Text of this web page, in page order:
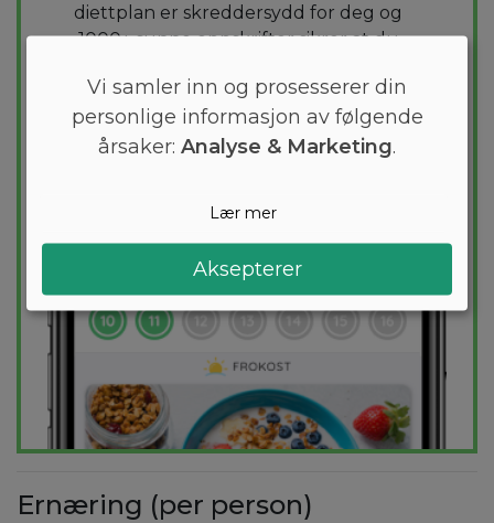
diettplan er skreddersydd for deg og
1000+ sunne oppskrifter sikrer at du
dag.
PRØVGRATIS
Ernæring (per person)
Vi samler inn og prosesserer din
personlige informasjon av følgende
årsaker: Analyse & Marketing.
Lær mer
Aksepterer